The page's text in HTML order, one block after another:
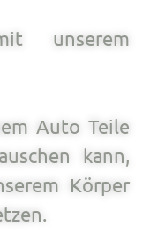
unserem
Auto Teile
kann,
Körper